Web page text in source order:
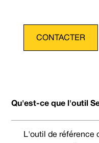
CONTACTER
Qu'est-ce que l'outil
L'outil de référence